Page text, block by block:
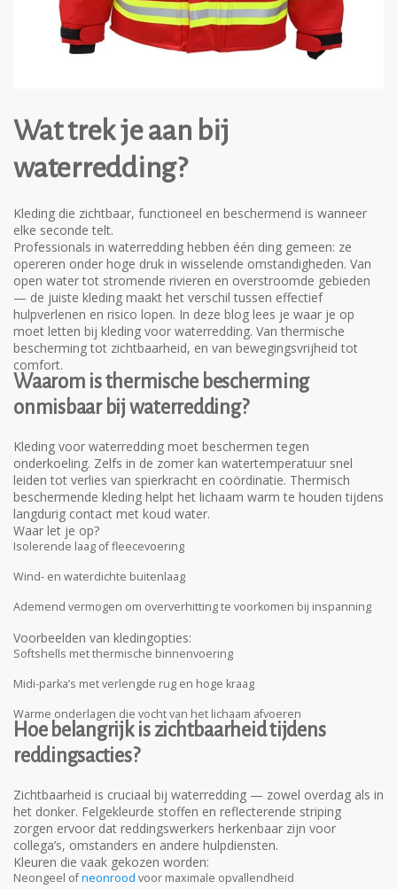
Wat trek je aan bij
waterredding?
Kleding die zichtbaar, functioneel en beschermend is wanneer
elke seconde telt.
Professionals in waterredding hebben één ding gemeen: ze
opereren onder hoge druk in wisselende omstandigheden. Van
open water tot stromende rivieren en overstroomde gebieden
— de juiste kleding maakt het verschil tussen effectief
hulpverlenen en risico lopen. In deze blog lees je waar je op
moet letten bij kleding voor waterredding. Van thermische
bescherming tot zichtbaarheid, en van bewegingsvrijheid tot
comfort.
Waarom is thermische bescherming
onmisbaar bij waterredding?
Kleding voor waterredding moet beschermen tegen
onderkoeling. Zelfs in de zomer kan watertemperatuur snel
leiden tot verlies van spierkracht en coördinatie. Thermisch
beschermende kleding helpt het lichaam warm te houden tijdens
langdurig contact met koud water.
Waar let je op?
Isolerende laag of fleecevoering
Wind- en waterdichte buitenlaag
Ademend vermogen om oververhitting te voorkomen bij inspanning
Voorbeelden van kledingopties:
Softshells met thermische binnenvoering
Midi-parka’s met verlengde rug en hoge kraag
Warme onderlagen die vocht van het lichaam afvoeren
Hoe belangrijk is zichtbaarheid tijdens
reddingsacties?
Zichtbaarheid is cruciaal bij waterredding — zowel overdag als in
het donker. Felgekleurde stoffen en reflecterende striping
zorgen ervoor dat reddingswerkers herkenbaar zijn voor
collega’s, omstanders en andere hulpdiensten.
Kleuren die vaak gekozen worden:
Neongeel ofneonrood voor maximale opvallendheid